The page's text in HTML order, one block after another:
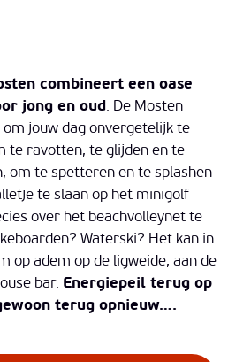
combineert een oase
jong en oud. De Mosten
jouw dag onvergetelijk te
te ravotten, te glijden en te
om te spetteren en te splashen
te slaan op het minigolf
over het beachvolleynet te
Waterski? Het kan in
op adem op de ligweide, aan de
bar. Energiepeil terug op
terug opnieuw….